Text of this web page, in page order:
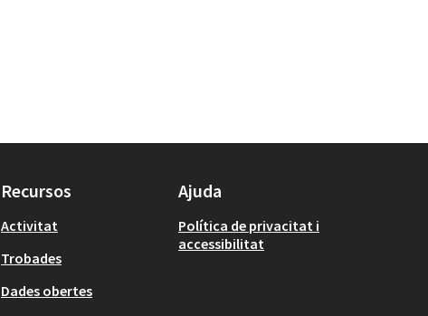
Recursos
Activitat
Trobades
Dades obertes
Ajuda
Política de privacitat i
accessibilitat